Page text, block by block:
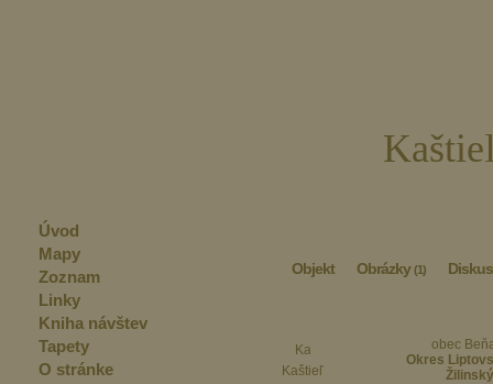
Objekt Obrázky(1)
Kaštieľ
obec
Okres
Úvod
Mapy
Zoznam
Linky
Kniha návštev
Tapety
O stránke